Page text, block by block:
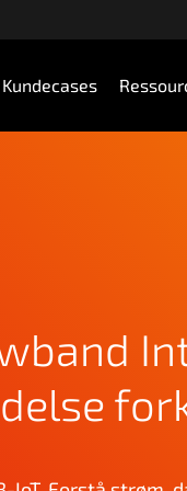
Kundecases